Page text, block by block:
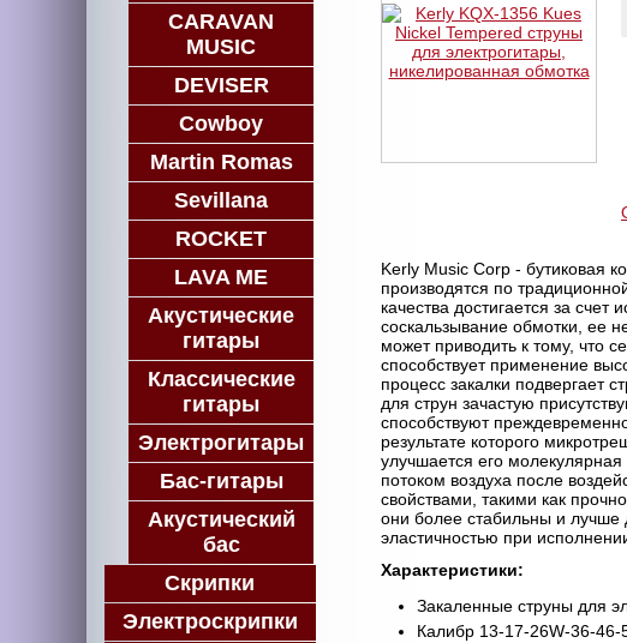
Kerly Music Corp - бутиковая
производятся по
качества достигается за
соскальзывание обмотки, ее
может приводить к тому, что
способствует применение
процесс закалки подвергает
для струн зачастую
способствуют
результате которого
улучшается его
потоком воздуха после
свойствами, такими как
они более стабильны и лучше
эластичностью при
Характеристики:
Закаленные струны для
Калибр 13-17-26W-36-46-
CARAVAN
MUSIC
DEVISER
Cowboy
Martin Romas
Sevillana
ROCKET
LAVA ME
Акустические
гитары
Классические
гитары
Электрогитары
Бас-гитары
Акустический
бас
Скрипки
Электроскрипки